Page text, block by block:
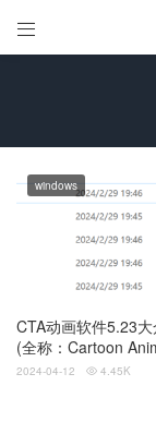

CTA动画软件5.23
(全称：Cartoon
windows
2024-04-12  4.45K